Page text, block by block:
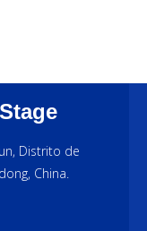
Distrito de
China.